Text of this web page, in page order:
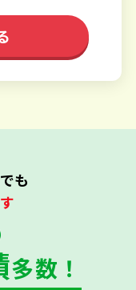
も
多数！